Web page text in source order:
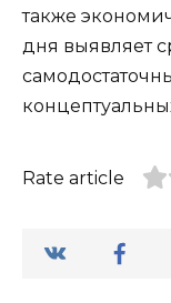
также
дня выявляет
Rate article